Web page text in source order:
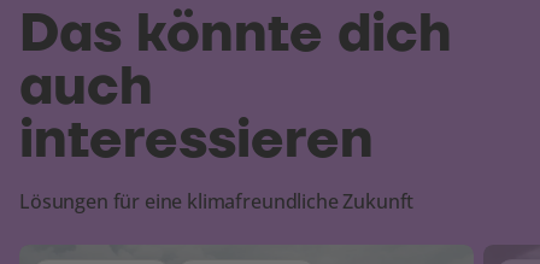
Das könnte dich
auch
interessieren
Lösungen für eine klimafreundliche Zukunft